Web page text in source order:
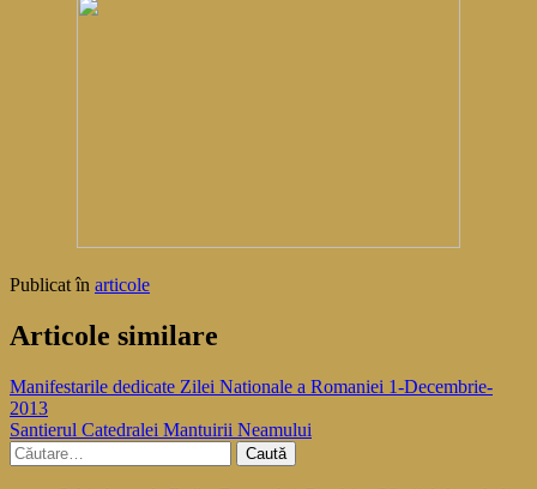
Publicat în articole
Articole similare
Navigare
în
articole
Manifestarile dedicate Zilei Nationale a Romaniei 1-Decembrie-
2013
Santierul Catedralei Mantuirii Neamului
Caută
după: